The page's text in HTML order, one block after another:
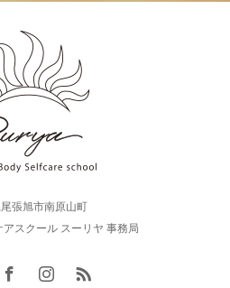
張旭市南原山町
スクール スーリヤ 事務局